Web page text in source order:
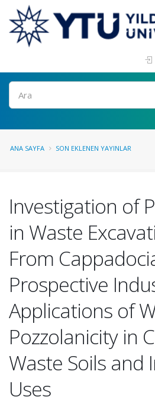
Ara
ANA SAYFA SON EKLENEN YAYINLAR
Investigation of
in Waste
From
Prospective
Applications of
Pozzolanicity in
Waste Soils and
Uses